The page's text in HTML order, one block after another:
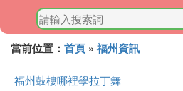
當前位置： 首頁 » 福州資訊
福州鼓樓哪裡學拉丁舞